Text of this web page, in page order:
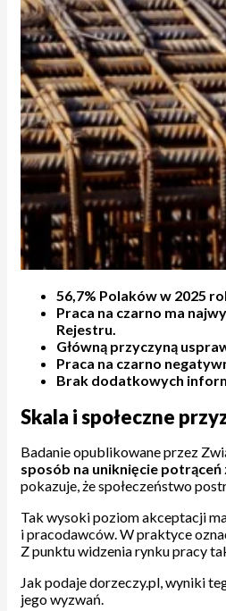
56,7% Polaków w 2025
Praca na czarno ma
Rejestru.
Główną przyczyną
Praca na czarno
Brak dodatkowych
Skala i społeczne
Badanie opublikowane przez
sposób na uniknięcie potrąceń
pokazuje, że społeczeństwo
Tak wysoki poziom akceptacji
i pracodawców. W praktyce
Z punktu widzenia rynku pracy
Jak podaje dorzeczy.pl, wyniki
jego wyzwań.